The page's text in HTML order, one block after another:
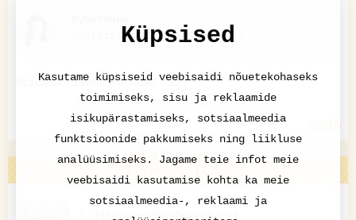
postitatud 02.09.2025 20:37
Hiiumaal teeme ka nüüd nii.
VAATA VEEL
Lillkapsa-kikerhernekarri
Küpsised
Kasutame küpsiseid veebisaidi nõuetekohaseks
toimimiseks, sisu ja reklaamide
isikupärastamiseks, sotsiaalmeedia
funktsioonide pakkumiseks ning liikluse
analüüsimiseks. Jagame teie infot meie
veebisaidi kasutamise kohta ka meie
sotsiaalmeedia-, reklaami ja